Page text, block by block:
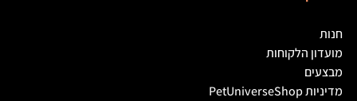
חנות
מועדון הלקוחות
מבצעים
מדיניות PetUniverseShop